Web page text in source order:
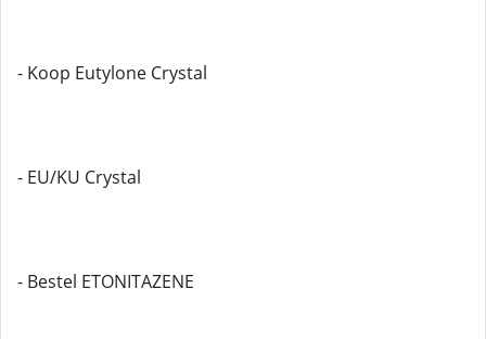
- Koop Eutylone Crystal
- EU/KU Crystal
- Bestel ETONITAZENE